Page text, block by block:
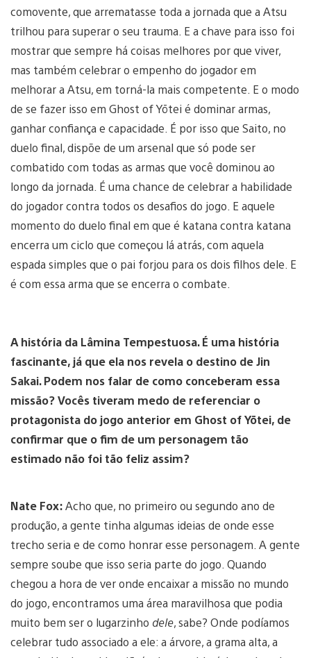
comovente, que arrematasse toda a jornada que a Atsu
trilhou para superar o seu trauma. E a chave para isso foi
mostrar que sempre há coisas melhores por que viver,
mas também celebrar o empenho do jogador em
melhorar a Atsu, em torná-la mais competente. E o modo
de se fazer isso em Ghost of Yōtei é dominar armas,
ganhar confiança e capacidade. É por isso que Saito, no
duelo final, dispõe de um arsenal que só pode ser
combatido com todas as armas que você dominou ao
longo da jornada. É uma chance de celebrar a habilidade
do jogador contra todos os desafios do jogo. E aquele
momento do duelo final em que é katana contra katana
encerra um ciclo que começou lá atrás, com aquela
espada simples que o pai forjou para os dois filhos dele. E
é com essa arma que se encerra o combate.
A história da Lâmina Tempestuosa. É uma história
fascinante, já que ela nos revela o destino de Jin
Sakai. Podem nos falar de como conceberam essa
missão? Vocês tiveram medo de referenciar o
protagonista do jogo anterior em Ghost of Yōtei, de
confirmar que o fim de um personagem tão
estimado não foi tão feliz assim?
Nate Fox:Acho que, no primeiro ou segundo ano de
produção, a gente tinha algumas ideias de onde esse
trecho seria e de como honrar esse personagem. A gente
sempre soube que isso seria parte do jogo. Quando
chegou a hora de ver onde encaixar a missão no mundo
do jogo, encontramos uma área maravilhosa que podia
muito bem ser o lugarzinho dele, sabe? Onde podíamos
celebrar tudo associado a ele: a árvore, a grama alta, a